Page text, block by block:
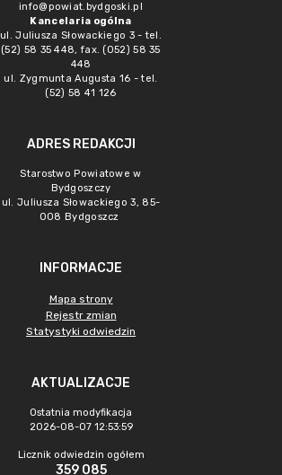
info@powiat.bydgoski.pl
Kancelaria ogólna
ul. Juliusza Słowackiego 3 - tel.
(52) 58 35 448, fax. (052) 58 35
448
ul. Zygmunta Augusta 16 - tel.
(52) 58 41 126
ADRES REDAKCJI
Starostwo Powiatowe w
Bydgoszczy
ul. Juliusza Słowackiego 3, 85-
008 Bydgoszcz
INFORMACJE
Mapa strony
Rejestr zmian
Statystyki odwiedzin
AKTUALIZACJE
Ostatnia modyfikacja
2026-08-07 12:53:59
Licznik odwiedzin ogółem
359 085